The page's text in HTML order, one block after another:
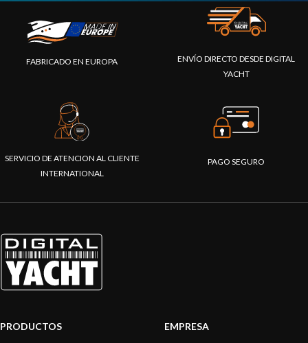
FABRICADO EN EUROPA
ENVÍO DIRECTO DESDE DIGITAL
YACHT
SERVICIO DE ATENCION AL CLIENTE
INTERNATIONAL
PAGO SEGURO
PRODUCTOS
EMPRESA